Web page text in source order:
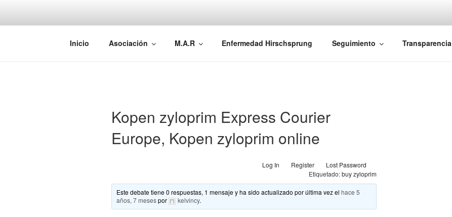
AEMAREH
Asociación Española Malformaciones Ano-Rectales
Inicio Asociación M.A.R Enfermedad Hirschsprung Seguimiento Transparencia
Kopen zyloprim Express Courier
Europe, Kopen zyloprim online
Log In Register
Lost Password
Etiquetado:buy zyloprim
Este debate tiene 0 respuestas, 1 mensaje y ha sido actualizado por última vez elhace 5
años, 7 mesespor kelvincy.